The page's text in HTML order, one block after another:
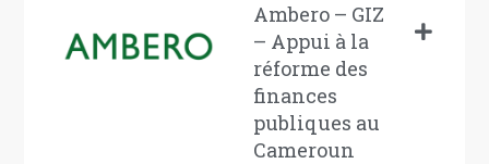
Ambero – GIZ
– Appui à la
réforme des
finances
publiques au
Cameroun